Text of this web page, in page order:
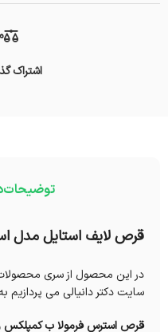
اشتراک
توضیحات
قرص لایف استایل مدل
در این محصول از سری
سایت دکتر دانیالی می پردازیم
قرص استرس فرمولا ب کمپلکس